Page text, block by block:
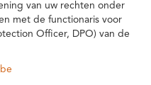
van uw rechten onder
met de functionaris voor
Officer, DPO) van de